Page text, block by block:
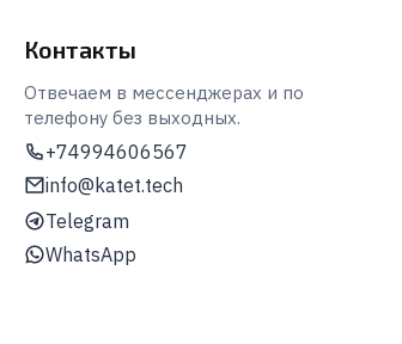
Контакты
Отвечаем в мессенджерах и по
телефону без выходных.
+74994606567
info@katet.tech
Telegram
WhatsApp